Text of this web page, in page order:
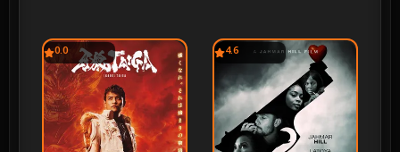
0.0 4.6